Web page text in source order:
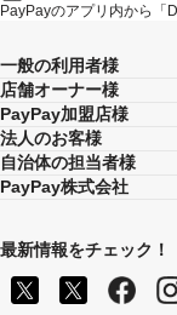
PayPayのアプリ内から「
一般の利用者様
店舗オーナー様
PayPay加盟店様
法人のお客様
自治体の担当者様
PayPay株式会社
最新情報をチェック！